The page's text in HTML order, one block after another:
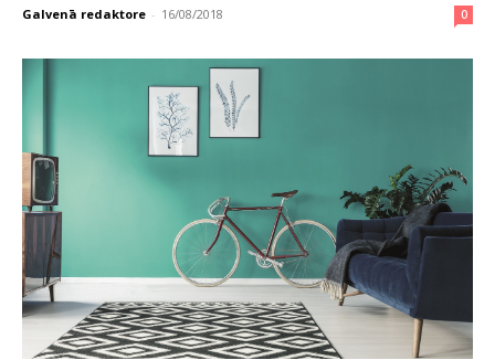
Galvenā redaktore - 16/08/2018 0